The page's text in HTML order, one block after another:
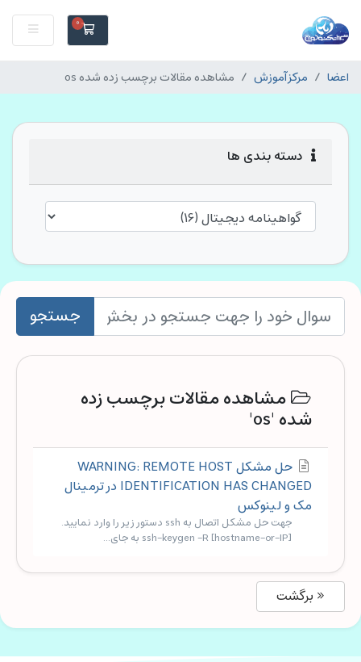
0
اعضا مرکز آموزش مشاهده مقالات برچسب زده شده os
دسته بندی ها
جستجو
مشاهده مقالات برچسب زده
شده 'os'
حل مشکل WARNING: REMOTE HOST
IDENTIFICATION HAS CHANGED در ترمینال
مک و لینوکس
جهت حل مشکل اتصال به ssh دستور زیر را وارد نمایید.
ssh-keygen -R [hostname-or-IP] به جای...
« برگشت